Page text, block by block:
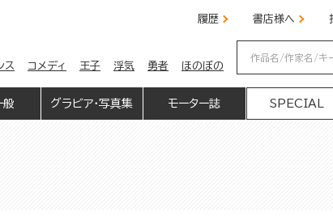
履歴 書店様へ
ス コメディ 王子 浮気 勇者 ほのぼの
般 グラビア・写真集 モーター誌 SPECIAL